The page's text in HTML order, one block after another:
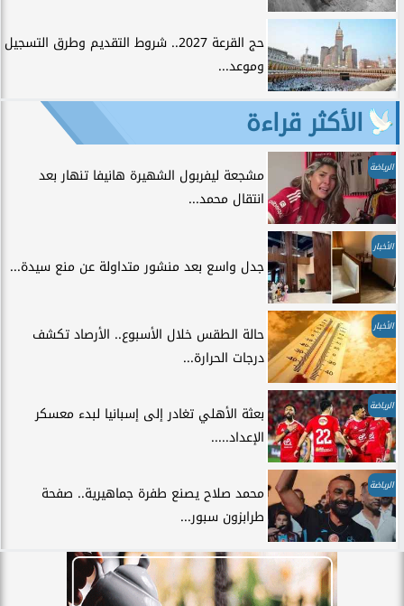
حج القرعة 2027.. شروط التقديم وطرق التسجيل
وموعد...
الأكثر قراءة
الرياضة
مشجعة ليفربول الشهيرة هانيفا تنهار بعد
انتقال محمد...
الأخبار
جدل واسع بعد منشور متداولة عن منع سيدة...
الأخبار
حالة الطقس خلال الأسبوع.. الأرصاد تكشف
درجات الحرارة...
الرياضة
بعثة الأهلي تغادر إلى إسبانيا لبدء معسكر
الإعداد.....
الرياضة
محمد صلاح يصنع طفرة جماهيرية.. صفحة
طرابزون سبور...